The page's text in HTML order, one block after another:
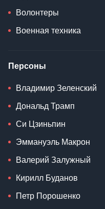
Волонтеры
Военная техника
Персоны
Владимир Зеленский
Дональд Трамп
Си Цзиньпин
Эммануэль Макрон
Валерий Залужный
Кирилл Буданов
Петр Порошенко